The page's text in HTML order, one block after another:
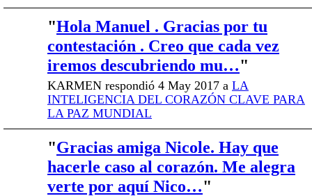
"Hola Manuel . Gracias por tu
contestación . Creo que cada vez
iremos descubriendo mu…"
KARMEN respondió 4 May 2017 a LA
INTELIGENCIA DEL CORAZÓN CLAVE PARA
LA PAZ MUNDIAL
"Gracias amiga Nicole. Hay que
hacerle caso al corazón. Me alegra
verte por aquí Nico…"